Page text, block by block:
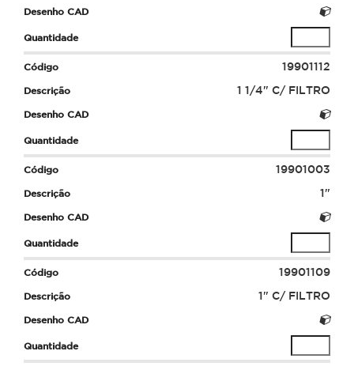
19901112
1 1/4" C/ FILTRO
19901003
1"
19901109
1" C/ FILTRO